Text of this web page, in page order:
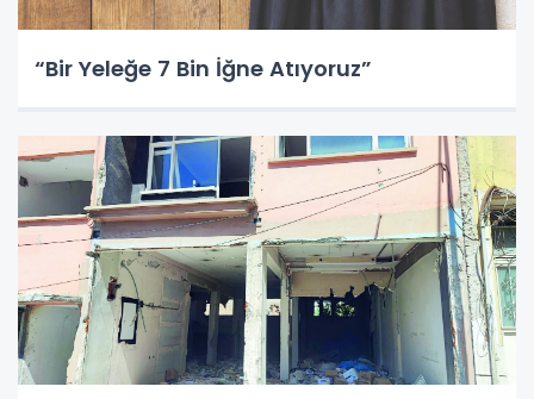
“Bir Yeleğe 7 Bin İğne Atıyoruz”